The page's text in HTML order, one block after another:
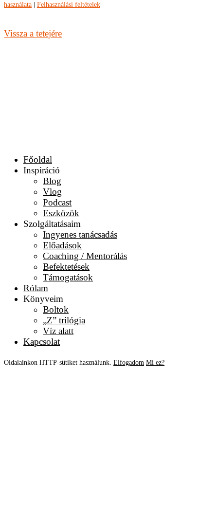
használata
Felhasználási feltételek
Vissza a tetejére
Főoldal
Inspiráció
Blog
Vlog
Podcast
Eszközök
Szolgáltatásaim
Ingyenes tanácsadás
Előadások
Coaching / Mentorálás
Befektetések
Támogatások
Rólam
Könyveim
Boltok
„Z” trilógia
Víz alatt
Kapcsolat
Oldalainkon HTTP-sütiket használunk. Elfogadom Mi ez?